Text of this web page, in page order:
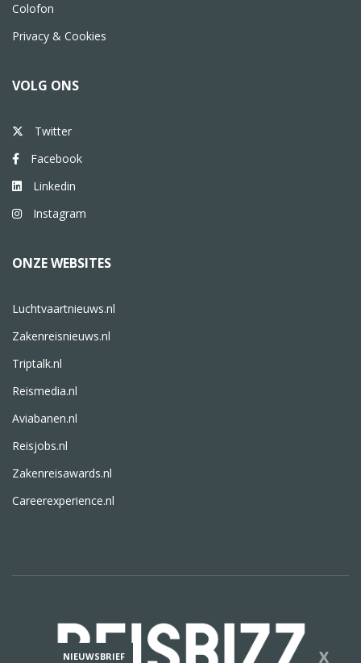
Colofon
Privacy & Cookies
VOLG ONS
Twitter
Facebook
Linkedin
Instagram
ONZE WEBSITES
Luchtvaartnieuws.nl
Zakenreisnieuws.nl
Triptalk.nl
Reismedia.nl
Aviabanen.nl
Reisjobs.nl
Zakenreisawards.nl
Careerexperience.nl
NIEUWSBRIEF X